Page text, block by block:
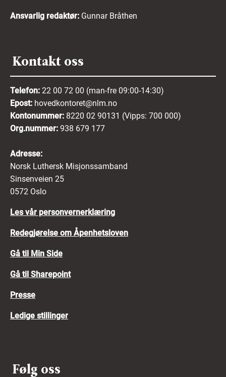
Ansvarlig redaktør: Gunnar Bråthen
Kontakt oss
Telefon: 22 00 72 00 (man-fre 09:00-14:30)
Epost: hovedkontoret@nlm.no
Kontonummer: 8220 02 90131 (Vipps: 700 000)
Org.nummer: 938 679 177
Adresse:
Norsk Luthersk Misjonssamband
Sinsenveien 25
0572 Oslo
Les vår personvernerklæring
Redegjørelse om Åpenhetsloven
Gå til Min Side
Gå til Sharepoint
Presse
Ledige stillinger
Følg oss